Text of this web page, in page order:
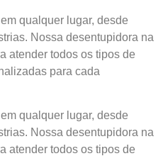
qualquer lugar, desde
Nossa desentupidora na
atender todos os tipos de
para cada
qualquer lugar, desde
Nossa desentupidora na
atender todos os tipos de